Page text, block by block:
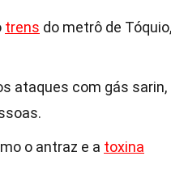
trens do metrô de Tóquio,
ataques com gás sarin,
o antraz e a toxina